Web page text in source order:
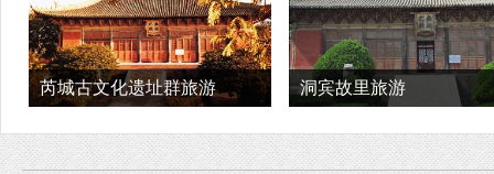
芮城古文化遗址群旅游 洞宾故里旅游